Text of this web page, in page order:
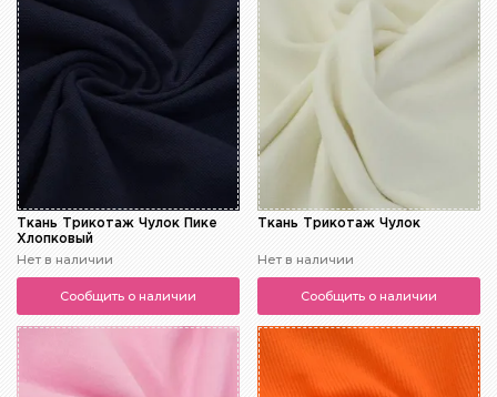
Ткань Трикотаж Чулок Пике
Хлопковый
Нет в наличии
Сообщить о наличии
Ткань Трикотаж Чулок
Нет в наличии
Сообщить о наличии